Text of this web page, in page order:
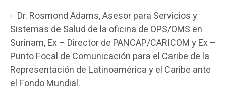
Dr. Rosmond Adams, Asesor para Servicios y
Sistemas de Salud de la oficina de OPS/OMS en
Surinam, Ex – Director de PANCAP/CARICOM y Ex –
Punto Focal de Comunicación para el Caribe de la
Representación de Latinoamérica y el Caribe ante
el Fondo Mundial.